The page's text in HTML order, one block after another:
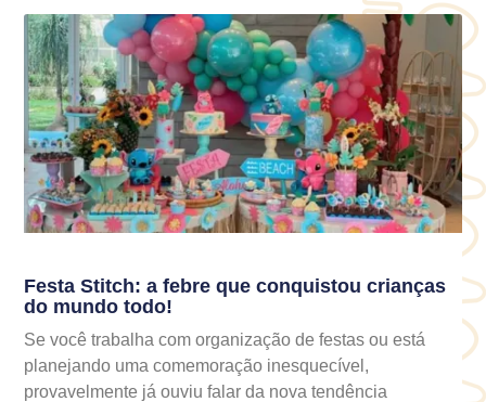
Festa Stitch: a febre que conquistou crianças
do mundo todo!
Se você trabalha com organização de festas ou está
planejando uma comemoração inesquecível,
provavelmente já ouviu falar da nova tendência